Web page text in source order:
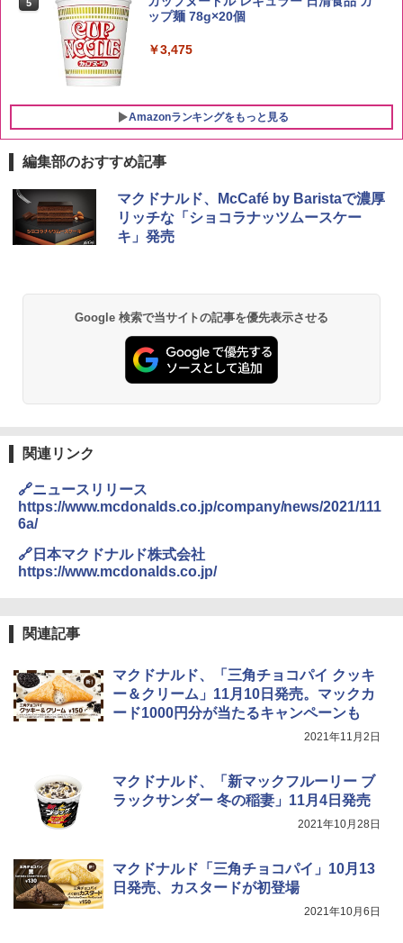
￥3,396
ウイスキー500ml アサヒ [ 日本 500ml ]
【中元 ギフト プレゼント 贈り物に】
￥4,402
5
ップ麺 78g×20個
￥3,475
Amazonランキングをもっと見る
1
[山善] スチームオーブンレンジ 25L 一人
暮らし 二人暮らし フラットテーブル ス
チーム調理 自動メニュー19種搭載 角皿
付き ブラック MRK-F250TSV(B)
シャープ 過熱水蒸気 オーブンレンジ 23
L 1段調理 ブラック RE-WF232-B シンプ
ル操作 コンパクト 一人暮らし 二人暮ら
し らくチン!（絶対湿度）センサー ノン
フライ調理 トースト スチームあたため
[山善] スチームオーブンレンジ 省エネ
ーム調理 フラットテーブル トースト機
能 自動メニュー33種 簡単お手入れ ブラ
ック YRZ-WF150TV(B)
4
TOSHIBA(東芝) スチームオーブンレン
ジ 石窯ドーム ER-D80A(K) ブラック 25
0℃ 1段調理 フラットテーブル 電子レン
ジ 赤外線センサー ノンフライ調理 簡単
お手入れ 小型 新生活 一人暮らし 二人暮
￥34,546
AX-XJ1-B ブラック 30L 2段調理 コンベ
クション トースト機能
編集部のおすすめ記事
マクドナルド、McCafé by Baristaで濃厚
リッチな「ショコラナッツムースケー
キ」発売
Google 検索で当サイトの記事を優先表示させる
関連リンク
🔗ニュースリリース
https://www.mcdonalds.co.jp/company/news/2021/111
6a/
🔗日本マクドナルド株式会社
https://www.mcdonalds.co.jp/
関連記事
マクドナルド、「三角チョコパイ クッキ
ー＆クリーム」11月10日発売。マックカ
ード1000円分が当たるキャンペーンも
2021年11月2日
マクドナルド、「新マックフルーリー ブ
ラックサンダー 冬の稲妻」11月4日発売
2021年10月28日
マクドナルド「三角チョコパイ」10月13
日発売、カスタードが初登場
2021年10月6日